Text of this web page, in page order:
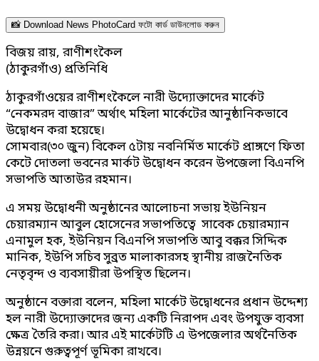
📸 Download News PhotoCard ফটো কার্ড ডাউনলোড করুন
বিজয় রায়, রাণীশংকৈল
(ঠাকুরগাঁও) প্রতিনিধি
ঠাকুরগাঁওয়ের রাণীশংকৈলে নারী উদ্যোক্তাদের মার্কেট
“নেকমরদ বাজার” অর্থাৎ মহিলা মার্কেটের আনুষ্ঠানিকভাবে
উদ্বোধন করা হয়েছে।
সোমবার(৩০ জুন) বিকেল ৫টায় নবনির্মিত মার্কেট প্রাঙ্গণে ফিতা
কেটে দোতলা ভবনের মার্কট উদ্বোধন করেন উপজেলা বিএনপি
সভাপতি আতাউর রহমান।
এ সময় উদ্বোধনী অনুষ্ঠানের আলোচনা সভায় ইউনিয়ন
চেয়ারম্যান আবুল হোসেনের সভাপতিত্বে সাবেক চেয়ারম্যান
এনামুল হক, ইউনিয়ন বিএনপি সভাপতি আবু বক্কর সিদ্দিক
মানিক, ইউপি সচিব সুব্রত মালাকারসহ স্থানীয় রাজনৈতিক
নেতৃবৃন্দ ও ব্যবসায়ীরা উপস্থিত ছিলেন।
অনুষ্ঠানে বক্তারা বলেন, মহিলা মার্কেট উদ্বোধনের প্রধান উদ্দেশ্য
হল নারী উদ্যোক্তাদের জন্য একটি নিরাপদ এবং উপযুক্ত ব্যবসা
ক্ষেত্র তৈরি করা। আর এই মার্কেটটি এ উপজেলার অর্থনৈতিক
উন্নয়নে গুরুত্বপূর্ণ ভূমিকা রাখবে।